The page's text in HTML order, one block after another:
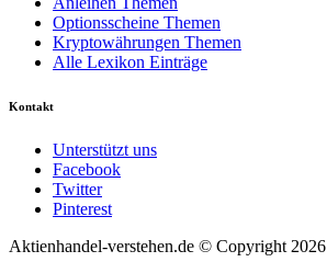
Optionsscheine Themen
Kryptowährungen Themen
Alle Lexikon Einträge
Kontakt
Unterstützt uns
Facebook
Twitter
Pinterest
Aktienhandel-verstehen.de © Copyright 2026